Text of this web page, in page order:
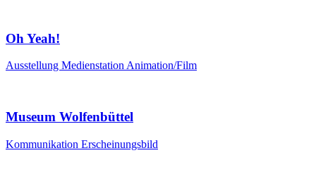
Oh Yeah!
Ausstellung Medienstation Animation/Film
Museum Wolfenbüttel
Kommunikation Erscheinungsbild